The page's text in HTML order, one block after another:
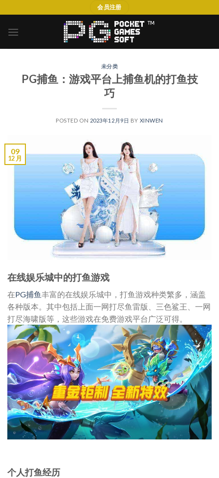
to
content
会员注册
未分类
PG捕鱼：游戏平台上捕鱼机的打鱼技
巧
POSTED ON 2023年12月9日 BY XINWEN
09
12 月
在线娱乐城中的打鱼游戏
在PG捕鱼丰富的在线娱乐城中，打鱼游戏种类繁多，涵盖
各种版本。其中包括上面一网打尽鱼雷版、三色鲨王、一网
打尽海啸版等，这些游戏在免费游戏平台广泛可得。
个人打鱼经历